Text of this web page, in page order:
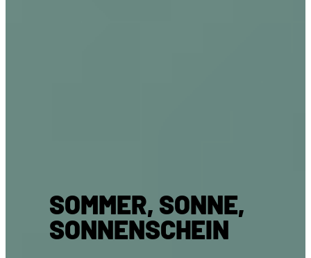
SOMMER, SONNE,
SONNENSCHEIN